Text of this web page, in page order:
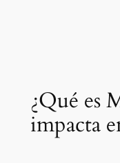
¿Qué es
impacta